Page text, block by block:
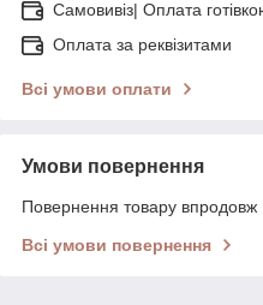
Самовивіз| Оплата
Оплата за реквізитами
Всі умови оплати
Умови повернення
Повернення товару впродовж
Всі умови повернення